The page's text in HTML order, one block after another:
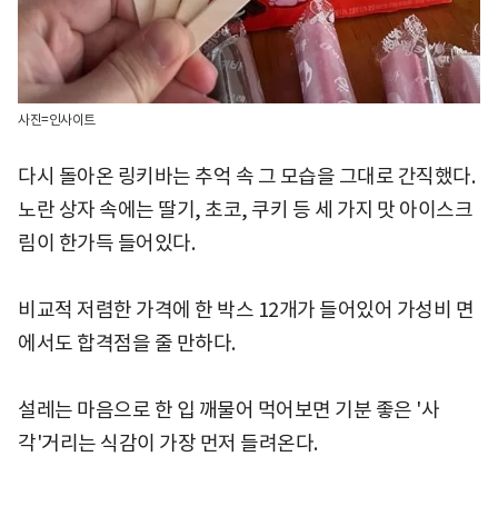
사진=인사이트
다시 돌아온 링키바는 추억 속 그 모습을 그대로 간직했다.
노란 상자 속에는 딸기, 초코, 쿠키 등 세 가지 맛 아이스크
림이 한가득 들어있다.
비교적 저렴한 가격에 한 박스 12개가 들어있어 가성비 면
에서도 합격점을 줄 만하다.
설레는 마음으로 한 입 깨물어 먹어보면 기분 좋은 '사
각'거리는 식감이 가장 먼저 들려온다.